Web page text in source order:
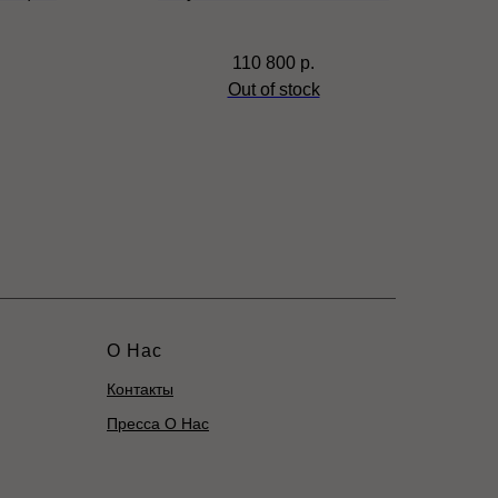
110 800 р.
Out of stock
О Нас
Контакты
Пресса О Нас